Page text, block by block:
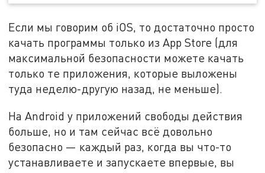
Если мы говорим об iOS, то достаточно просто
качать программы только из App Store (для
максимальной безопасности можете качать
только те приложения, которые выложены
туда неделю-другую назад, не меньше).
На Android у приложений свободы действия
больше, но и там сейчас всё довольно
безопасно — каждый раз, когда вы что-то
устанавливаете и запускаете впервые, вы